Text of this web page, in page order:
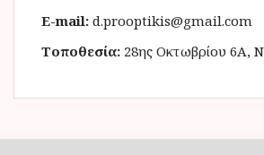
E-mail: d.prooptikis@gmail.com
Τοποθεσία: 28ης Οκτωβρίου 6Α,